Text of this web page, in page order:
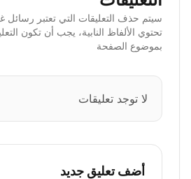
سيتم حذف التعليقات التي تعتبر رسائل
تحتوي الألفاظ النابية، يجب أن تكون
بموضوع الصفحة
لا توجد تعليقات
أضف تعليق جديد